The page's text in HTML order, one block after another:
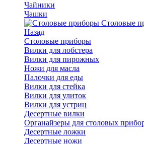
Чайники
Чашки
Cтоловые
Назад
Cтоловые приборы
Вилки для лобстера
Вилки для пирожных
Ножи для масла
Палочки для еды
Вилки для стейка
Вилки для улиток
Вилки для устриц
Десертные вилки
Органайзеры для столовых
Десертные ложки
Десертные ножи